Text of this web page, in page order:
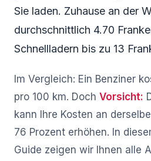
Sie laden. Zuhause an der
durchschnittlich 4.70
Schnellladern bis zu 13
Im Vergleich: Ein Benziner
pro 100 km. Doch Vorsicht:
kann Ihre Kosten an
76 Prozent erhöhen. In
Guide zeigen wir Ihnen alle